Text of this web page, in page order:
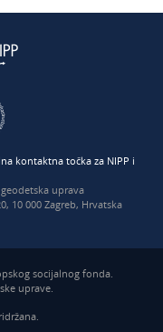
kontaktna točka za NIPP i
uprava
10 000 Zagreb, Hrvatska
socijalnog fonda.
uprave.